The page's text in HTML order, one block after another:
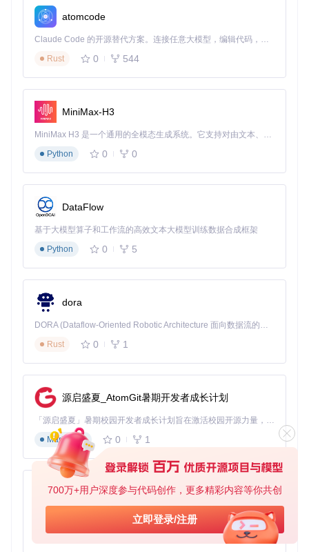
700万+用户深度参与代码创作，更多精彩内容等你共创
立即登录/注册
atomcode
Claude Code 的开源替代方案。连接任意大模型，编辑代码，运行命令，自动验证 — 全自动执行。用 Rust 构建，极致性能。 ｜ An open-source alternative to Claude Code. Connect any LLM, edit code, run commands, and verify changes — autonomously. Built in Rust for speed. Get Started
Rust
0 544
MiniMax-H3
MiniMax H3 是一个通用的全模态生成系统。它支持对由文本、图像、视频和音频组成的多模态上下文进行统一理解，并能生成分辨率高达 2K、时长可达 15 秒的带原生立体声音频的视频。得益于面向任务泛化的系统设计，H3 在预训练阶段就已具备广泛的多模态上下文理解与生成能力，能够出色地执行复杂的多模态指令。
Python
0 0
DataFlow
基于大模型算子和工作流的高效文本大模型训练数据合成框架
Python
0 5
dora
DORA (Dataflow-Oriented Robotic Architecture 面向数据流的机器人架构) 是为 AI 与具身智能机器人打造的高性能开发框架，以数据流范式重构开发逻辑，原生支持分布式部署与端边云协同 —— 无需复杂适配，即可实现一体端到端具身大小脑、VLA等模型部署，无缝衔接感知、推理、控制全链路，让 AI 能力与机器人动作深度融合。 依托 Rust 内核与零拷贝通信技术，它将具身大小脑、VLA等模型推理、多模态数据融合延迟压缩至微秒级，同时兼容 ROS2 生态与国产 AI 芯片，彻底降低具身智能机器人的开发门槛，让分布式部署下的 AI 赋能创新更高效、更灵活。
Rust
0 1
源启盛夏_AtomGit暑期开发者成长计划
「源启盛夏」暑期校园开发者成长计划旨在激活校园开源力量，通过积分激励、认证扶持、资源倾斜等形式，引导高校组织和开发者完成「入驻 — 建项目 — 做贡献 — 获认证 — 得资源」的完整闭环。无论你是想带领社团入驻平台的组织者，还是希望用代码贡献证明自己的开发者，都能在这里找到属于你的成长路径。
Markdown
0 1
py-xiaozhi
基于Python的Xiaozhi AI，适用于想要完整Xiaozhi体验而无需拥有专用硬件的用户。
Python
0 1